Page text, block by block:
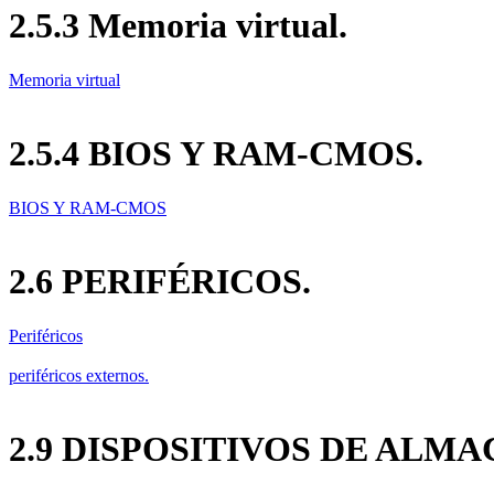
2.5.3 Memoria virtual.
Memoria virtual
2.5.4 BIOS Y RAM-CMOS.
BIOS Y RAM-CMOS
2.6 PERIFÉRICOS.
Periféricos
periféricos externos.
2.9 DISPOSITIVOS DE